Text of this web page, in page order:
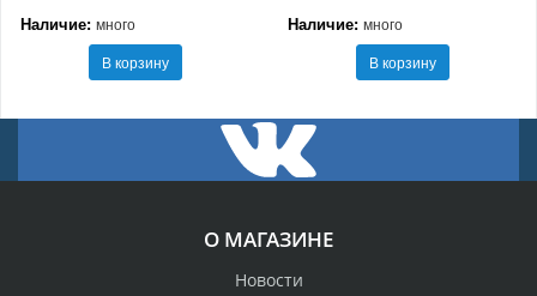
Наличие: много
В корзину
Наличие: много
В корзину
О МАГАЗИНЕ
Новости